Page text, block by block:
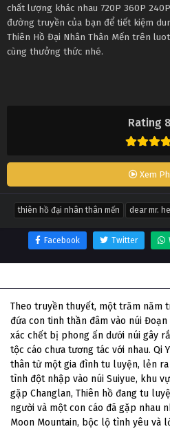
Rating
Xem
chất lượng khác nhau 720P 360P
đường truyền của bạn để tiết kiệm
Thiên Hồ Đại Nhân Thân Mến trên
cùng thưởng thức nhé.
thiên hồ đại nhân thân mến dear mr.
Facebook Twitter
Theo truyền thuyết, một trăm năm
đứa con tinh thần đâm vào núi
xác chết bị phong ấn dưới núi gây
tộc cáo chưa tương tác với nhau. Qi
thân từ một gia đình tu luyện, lẻn
tình đột nhập vào núi Suiyue, khu
gặp Changlan, Thiên hồ đang tu
người và một con cáo đã gặp nhau
Moon Mountain, bộc lộ tình yêu và